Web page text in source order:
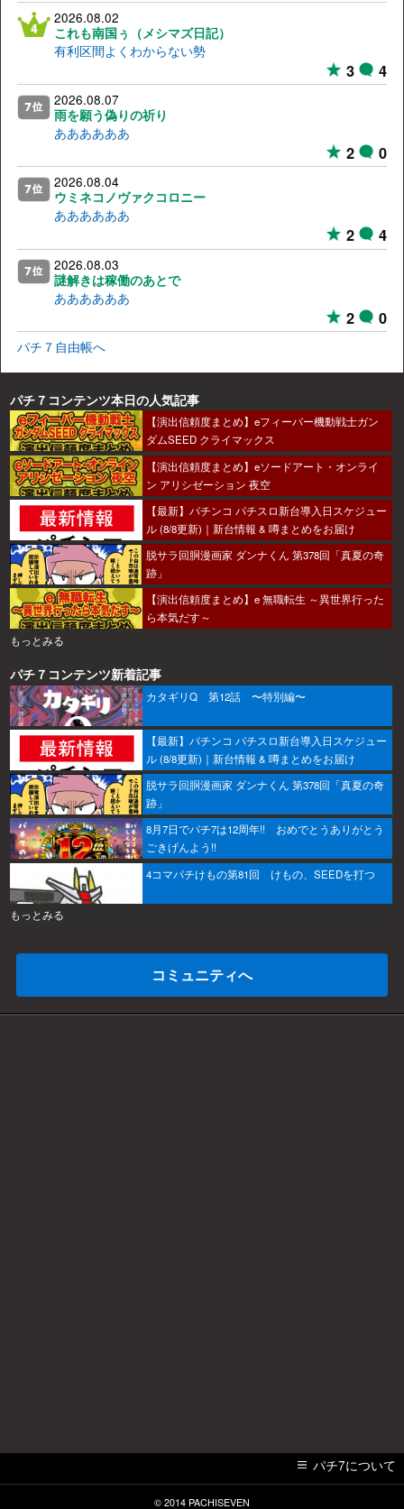
2026.08.02
これも南国ぅ（メシマズ日記）
有利区間よくわからない勢
3 4
2026.08.07
雨を願う偽りの祈り
ああああああ
2 0
2026.08.04
ウミネコノヴァクコロニー
ああああああ
2 4
2026.08.03
謎解きは稼働のあとで
ああああああ
2 0
パチ７自由帳へ
パチ７コンテンツ本日の人気記事
【演出信頼度まとめ】eフィーバー機動戦士ガン
ダムSEED クライマックス
【演出信頼度まとめ】eソードアート・オンライ
ン アリシゼーション 夜空
【最新】パチンコ パチスロ新台導入日スケジュー
ル (8/8更新)｜新台情報 & 噂まとめをお届け
脱サラ回胴漫画家 ダンナくん 第378回「真夏の奇
跡」
【演出信頼度まとめ】e 無職転生 ～異世界行った
ら本気だす～
もっとみる
パチ７コンテンツ新着記事
カタギリQ 第12話 〜特別編〜
【最新】パチンコ パチスロ新台導入日スケジュー
ル (8/8更新)｜新台情報 & 噂まとめをお届け
脱サラ回胴漫画家 ダンナくん 第378回「真夏の奇
跡」
8月7日でパチ7は12周年!! おめでとうありがとう
ごきげんよう!!
4コマパチけもの第81回 けもの、SEEDを打つ
もっとみる
コミュニティへ
パチ7について
© 2014 PACHISEVEN